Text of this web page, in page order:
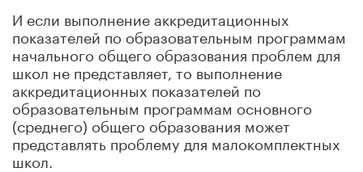
И если выполнение аккредитационных
показателей по образовательным программам
начального общего образования проблем для
школ не представляет, то выполнение
аккредитационных показателей по
образовательным программам основного
(среднего) общего образования может
представлять проблему для малокомплектных
школ.